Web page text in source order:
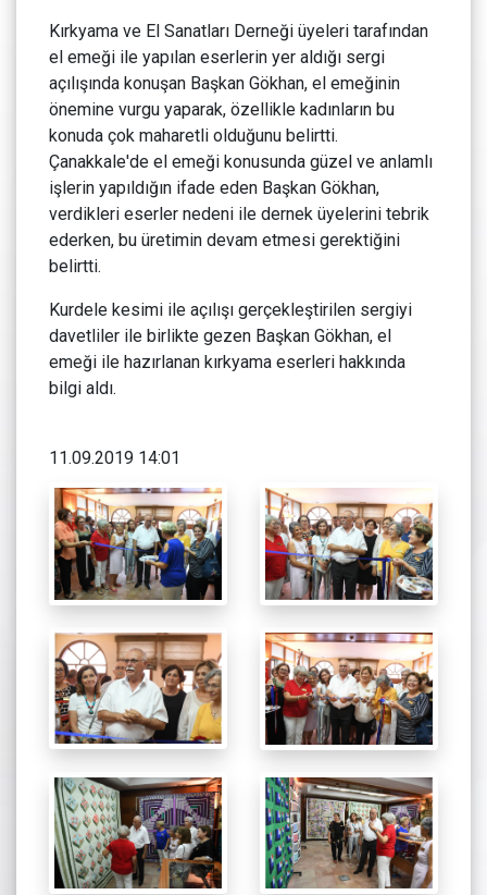
Kırkyama ve El Sanatları Derneği üyeleri tarafından
el emeği ile yapılan eserlerin yer aldığı sergi
açılışında konuşan Başkan Gökhan, el emeğinin
önemine vurgu yaparak, özellikle kadınların bu
konuda çok maharetli olduğunu belirtti.
Çanakkale'de el emeği konusunda güzel ve anlamlı
işlerin yapıldığın ifade eden Başkan Gökhan,
verdikleri eserler nedeni ile dernek üyelerini tebrik
ederken, bu üretimin devam etmesi gerektiğini
belirtti.
Kurdele kesimi ile açılışı gerçekleştirilen sergiyi
davetliler ile birlikte gezen Başkan Gökhan, el
emeği ile hazırlanan kırkyama eserleri hakkında
bilgi aldı.
11.09.2019 14:01